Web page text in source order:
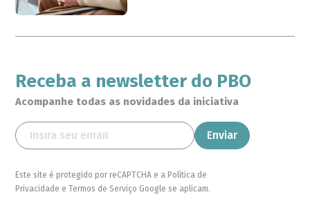
Receba a newsletter do PBO
Acompanhe todas as novidades da iniciativa
Este site é protegido por reCAPTCHA e a Política de
Privacidade e Termos de Serviço Google se aplicam.